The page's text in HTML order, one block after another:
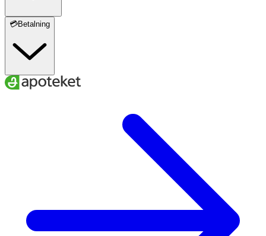
💳Betalning